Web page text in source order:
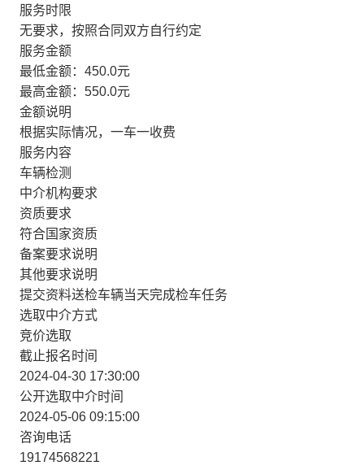
服务时限
无要求，按照合同双方自行约定
服务金额
最低金额：450.0元
最高金额：550.0元
金额说明
根据实际情况，一车一收费
服务内容
车辆检测
中介机构要求
资质要求
符合国家资质
备案要求说明
其他要求说明
提交资料送检车辆当天完成检车任务
选取中介方式
竞价选取
截止报名时间
2024-04-30 17:30:00
公开选取中介时间
2024-05-06 09:15:00
咨询电话
19174568221